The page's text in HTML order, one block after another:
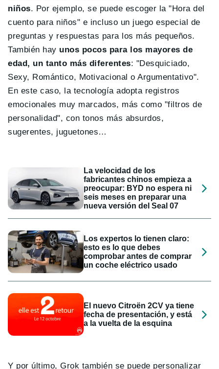
niños. Por ejemplo, se puede escoger la "Hora del
cuento para niños" e incluso un juego especial de
preguntas y respuestas para los más pequeños.
También hay unos pocos para los mayores de
edad, un tanto más diferentes: "Desquiciado,
Sexy, Romántico, Motivacional o Argumentativo".
En este caso, la tecnología adopta registros
emocionales muy marcados, más como "filtros de
personalidad", con tonos más absurdos,
sugerentes, juguetones…
La velocidad de los
fabricantes chinos empieza a
preocupar: BYD no espera ni
seis meses en preparar una
nueva versión del Seal 07
Los expertos lo tienen claro:
esto es lo que debes
comprobar antes de comprar
un coche eléctrico usado
El nuevo Citroën 2CV ya tiene
fecha de presentación, y está
a la vuelta de la esquina
Y por último, Grok también se puede personalizar